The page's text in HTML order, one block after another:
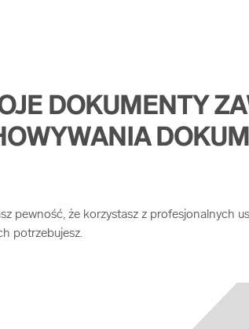
DOKUMENTY
pewność, że korzystasz z profesjonalnych
potrzebujesz.